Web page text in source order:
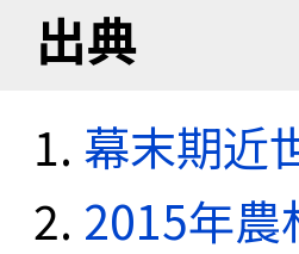
出典
幕末期近
2015年農